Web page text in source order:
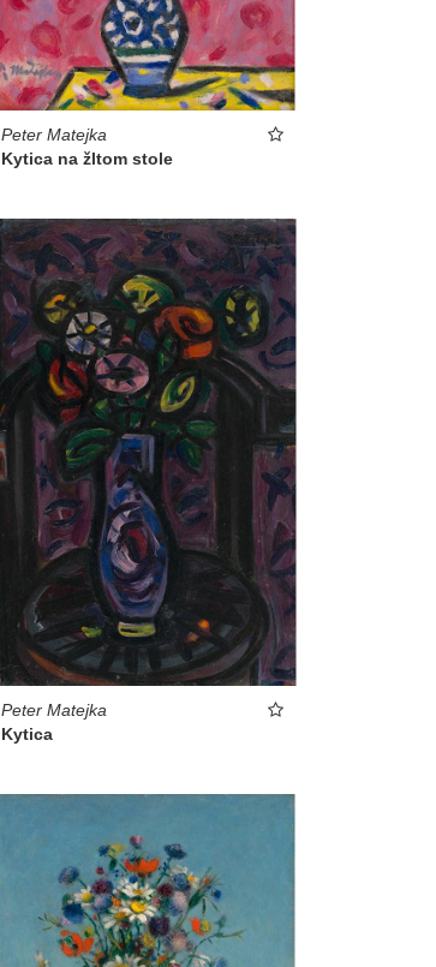
Peter Matejka
Kytica na žltom stole
Peter Matejka
Kytica